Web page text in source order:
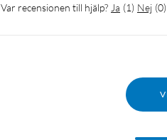
Var recensionen till hjälp? Ja (1) Nej (0)